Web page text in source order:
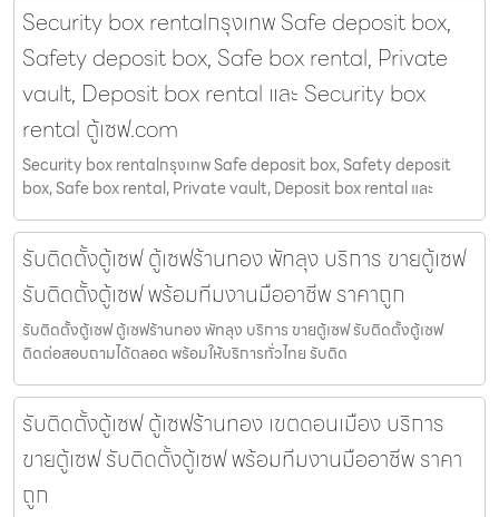
Security box rentalกรุงเทพ Safe deposit box,
Safety deposit box, Safe box rental, Private
vault, Deposit box rental และ Security box
rental ตู้เซฟ.com
Security box rentalกรุงเทพ Safe deposit box, Safety deposit
box, Safe box rental, Private vault, Deposit box rental และ
รับติดตั้งตู้เซฟ ตู้เซฟร้านทอง พัทลุง บริการ ขายตู้เซฟ
รับติดตั้งตู้เซฟ พร้อมทีมงานมืออาชีพ ราคาถูก
รับติดตั้งตู้เซฟ ตู้เซฟร้านทอง พัทลุง บริการ ขายตู้เซฟ รับติดตั้งตู้เซฟ
ติดต่อสอบถามได้ตลอด พร้อมให้บริการทั่วไทย รับติด
รับติดตั้งตู้เซฟ ตู้เซฟร้านทอง เขตดอนเมือง บริการ
ขายตู้เซฟ รับติดตั้งตู้เซฟ พร้อมทีมงานมืออาชีพ ราคา
ถูก